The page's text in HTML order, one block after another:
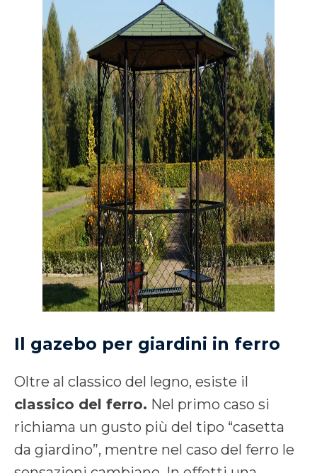
Il gazebo per giardini in ferro
Oltre al classico del legno, esiste il
classico del ferro. Nel primo caso si
richiama un gusto più del tipo “casetta
da giardino”, mentre nel caso del ferro le